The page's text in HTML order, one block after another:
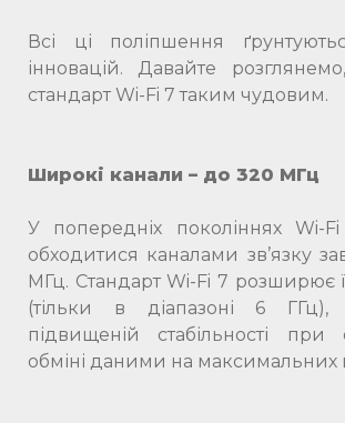
Всі ці поліпшення
інновацій. Давайте
стандарт Wi-Fi 7 таким чудовим.
Широкі канали – до 320 МГц
У попередніх поколіннях Wi-
обходитися каналами зв’язку
МГц. Стандарт Wi-Fi 7 розширює
(тільки в діапазоні 6
підвищеній стабільності при
обміні даними на максимальних